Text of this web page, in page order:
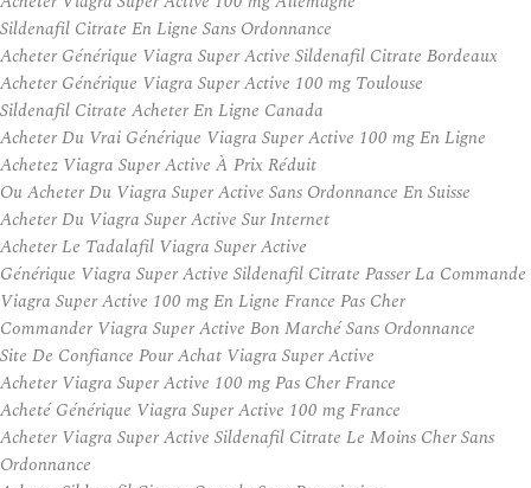
Sildenafil Citrate En Ligne Sans Ordonnance
Acheter Générique Viagra Super Active Sildenafil Citrate Bordeaux
Acheter Générique Viagra Super Active 100 mg Toulouse
Sildenafil Citrate Acheter En Ligne Canada
Acheter Du Vrai Générique Viagra Super Active 100 mg En Ligne
Achetez Viagra Super Active À Prix Réduit
Ou Acheter Du Viagra Super Active Sans Ordonnance En Suisse
Acheter Du Viagra Super Active Sur Internet
Acheter Le Tadalafil Viagra Super Active
Générique Viagra Super Active Sildenafil Citrate Passer La Commande
Viagra Super Active 100 mg En Ligne France Pas Cher
Commander Viagra Super Active Bon Marché Sans Ordonnance
Site De Confiance Pour Achat Viagra Super Active
Acheter Viagra Super Active 100 mg Pas Cher France
Acheté Générique Viagra Super Active 100 mg France
Acheter Viagra Super Active Sildenafil Citrate Le Moins Cher Sans
Ordonnance